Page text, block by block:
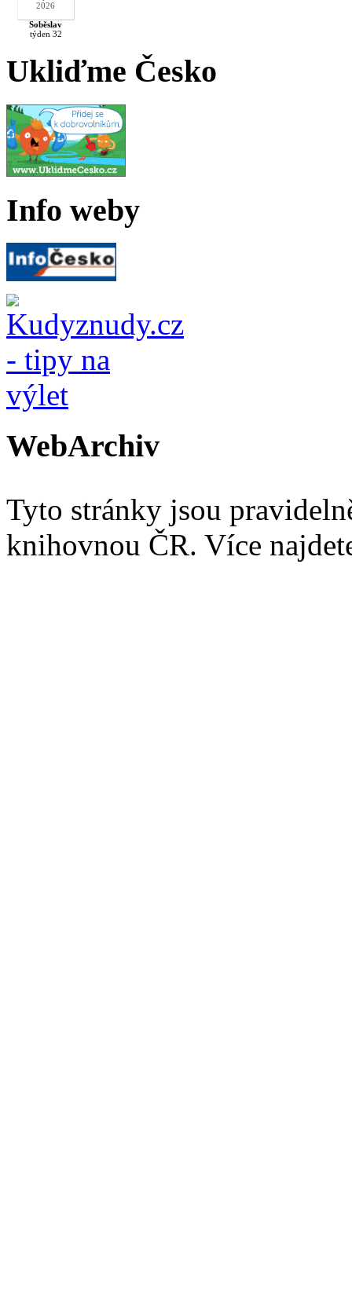
2026
Soběslav
týden 32
Ukliďme Česko
Info weby
WebArchiv
Tyto stránky jsou
knihovnou ČR. Více